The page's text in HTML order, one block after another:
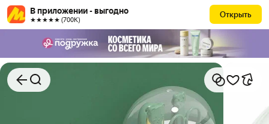
В приложении - выгодно
★★★★★ (700К)
Открыть